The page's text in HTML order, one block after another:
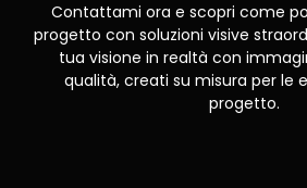
Contattami ora e scopri come
progetto con soluzioni visive
tua visione in realtà con
qualità, creati su misura per le
progetto.